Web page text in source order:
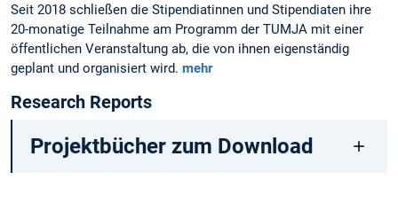
Seit 2018 schließen die Stipendiatinnen und Stipendiaten ihre
20-monatige Teilnahme am Programm der TUMJA mit einer
öffentlichen Veranstaltung ab, die von ihnen eigenständig
geplant und organisiert wird. mehr
Research Reports
Projektbücher zum Download